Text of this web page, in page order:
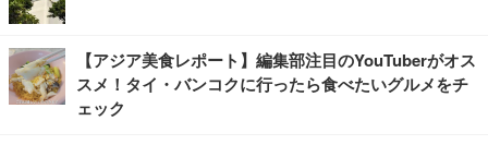
【アジア美食レポート】編集部注目のYouTuberがオス
スメ！タイ・バンコクに行ったら食べたいグルメをチ
ェック